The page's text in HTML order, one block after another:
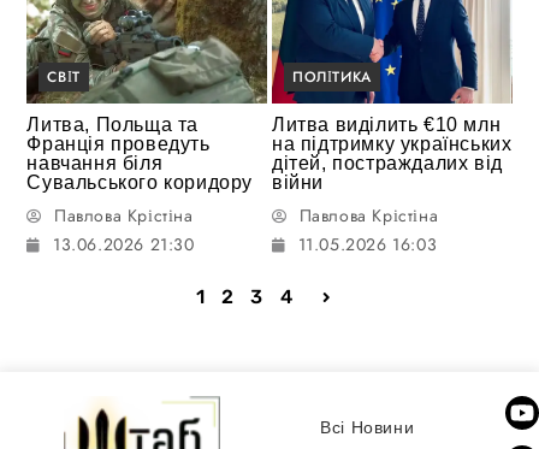
СВІТ
Литва, Польща та
Франція проведуть
навчання біля
Сувальського коридору
Павлова Крістіна
13.06.2026 21:30
ПОЛІТИКА
Литва виділить €10 млн
на підтримку українських
дітей, постраждалих від
війни
Павлова Крістіна
11.05.2026 16:03
1 2 3 4
Всі Новини